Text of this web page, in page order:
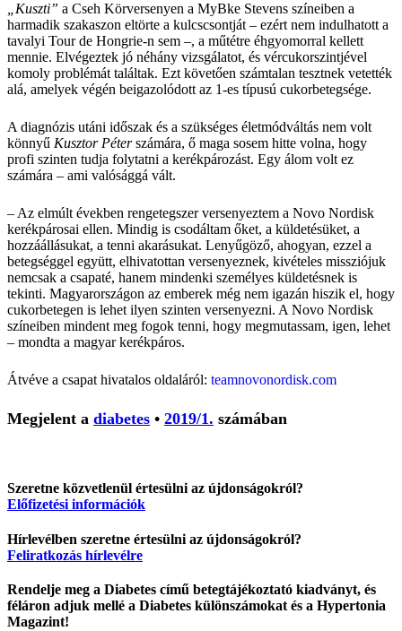
„Kuszti” a Cseh Körversenyen a MyBke Stevens színeiben a
harmadik szakaszon eltörte a kulcscsontját – ezért nem indulhatott a
tavalyi Tour de Hongrie-n sem –, a műtétre éhgyomorral kellett
mennie. Elvégeztek jó néhány vizsgálatot, és vércukorszintjével
komoly problémát találtak. Ezt követően számtalan tesztnek vetették
alá, amelyek végén beigazolódott az 1-es típusú cukorbetegsége.
A diagnózis utáni időszak és a szükséges életmódváltás nem volt
könnyű Kusztor Péterszámára, ő maga sosem hitte volna, hogy
profi szinten tudja folytatni a kerékpározást. Egy álom volt ez
számára – ami valósággá vált.
– Az elmúlt években rengetegszer versenyeztem a Novo Nordisk
kerékpárosai ellen. Mindig is csodáltam őket, a küldetésüket, a
hozzáállásukat, a tenni akarásukat. Lenyűgöző, ahogyan, ezzel a
betegséggel együtt, elhivatottan versenyeznek, kivételes missziójuk
nemcsak a csapaté, hanem mindenki személyes küldetésnek is
tekinti. Magyarországon az emberek még nem igazán hiszik el, hogy
cukorbetegen is lehet ilyen szinten versenyezni. A Novo Nordisk
színeiben mindent meg fogok tenni, hogy megmutassam, igen, lehet
– mondta a magyar kerékpáros.
Átvéve a csapat hivatalos oldaláról: teamnovonordisk.com
Megjelent a diabetes • 2019/1. számában
Szeretne közvetlenül értesülni az újdonságokról?
Előfizetési információk
Hírlevélben szeretne értesülni az újdonságokról?
Feliratkozás hírlevélre
Rendelje meg a Diabetes című betegtájékoztató kiadványt, és
féláron adjuk mellé a Diabetes különszámokat és a Hypertonia
Magazint!